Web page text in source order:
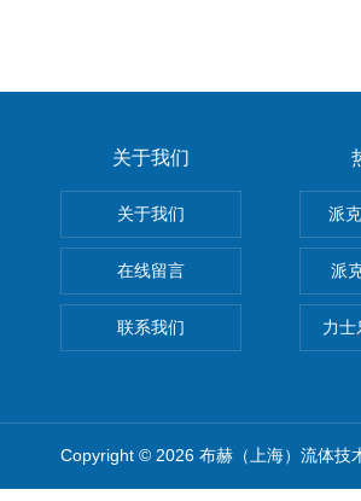
关于我们
关于我们
在线留言
联系我们
派
派
力士
Copyright © 2026 布赫（上海）流体技